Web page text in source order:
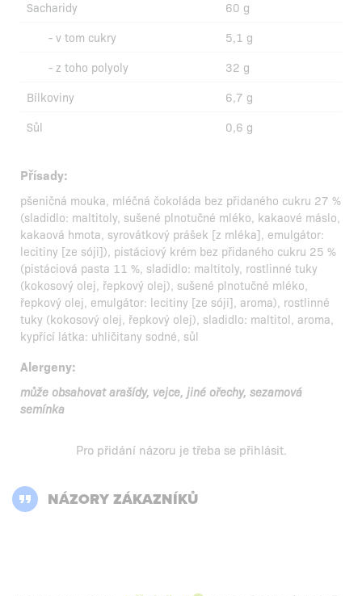
Sacharidy
60 g
- v tom cukry
5,1 g
- z toho polyoly
32 g
Bílkoviny
6,7 g
Sůl
0,6 g
Přísady:
pšeničná mouka, mléčná čokoláda bez přidaného cukru 27 %
(sladidlo: maltitoly, sušené plnotučné mléko, kakaové máslo,
kakaová hmota, syrovátkový prášek [z mléka], emulgátor:
lecitiny [ze sóji]), pistáciový krém bez přidaného cukru 25 %
(pistáciová pasta 11 %, sladidlo: maltitoly, rostlinné tuky
(kokosový olej, řepkový olej), sušené plnotučné mléko,
řepkový olej, emulgátor: lecitiny [ze sóji], aroma), rostlinné
tuky (kokosový olej, řepkový olej), sladidlo: maltitol, aroma,
kypřící látka: uhličitany sodné, sůl
Alergeny:
může obsahovat arašídy, vejce, jiné ořechy, sezamová
semínka
Pro přidání názoru je třeba se přihlásit.
NÁZORY ZÁKAZNÍKŮ